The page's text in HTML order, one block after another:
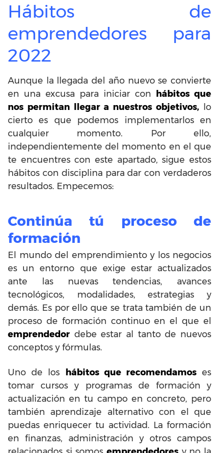
Hábitos de
emprendedores para
2022
Aunque la llegada del año nuevo se convierte
en una excusa para iniciar con hábitos que
nos permitan llegar a nuestros objetivos, lo
cierto es que podemos implementarlos en
cualquier momento. Por ello,
independientemente del momento en el que
te encuentres con este apartado, sigue estos
hábitos con disciplina para dar con verdaderos
resultados. Empecemos:
Continúa tú proceso de
formación
El mundo del emprendimiento y los negocios
es un entorno que exige estar actualizados
ante las nuevas tendencias, avances
tecnológicos, modalidades, estrategias y
demás. Es por ello que se trata también de un
proceso de formación continuo en el que el
emprendedor debe estar al tanto de nuevos
conceptos y fórmulas.
Uno de los hábitos que recomendamoses
tomar cursos y programas de formación y
actualización en tu campo en concreto, pero
también aprendizaje alternativo con el que
puedas enriquecer tu actividad. La formación
en finanzas, administración y otros campos